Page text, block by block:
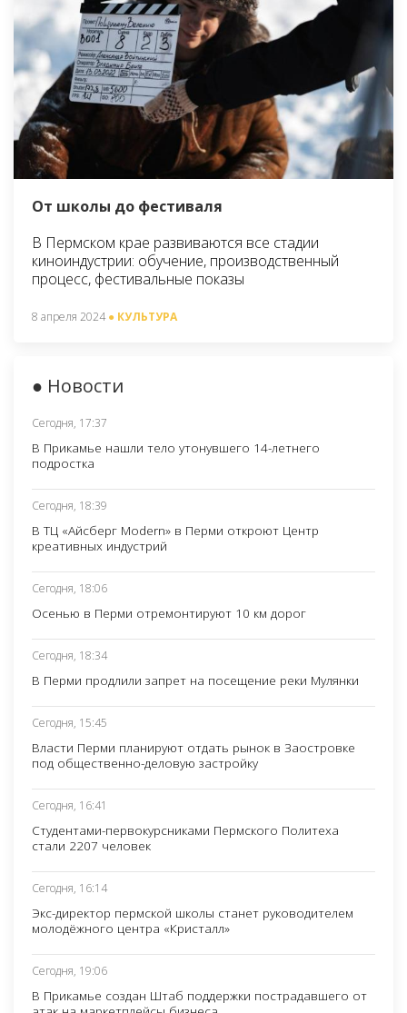
От школы до фестиваля
В Пермском крае развиваются все стадии
киноиндустрии: обучение, производственный
процесс, фестивальные показы
8 апреля 2024● КУЛЬТУРА
● Новости
Сегодня, 17:37
В Прикамье нашли тело утонувшего 14-летнего
подростка
Сегодня, 18:39
В ТЦ «Айсберг Modern» в Перми откроют Центр
креативных индустрий
Сегодня, 18:06
Осенью в Перми отремонтируют 10 км дорог
Сегодня, 18:34
В Перми продлили запрет на посещение реки Мулянки
Сегодня, 15:45
Власти Перми планируют отдать рынок в Заостровке
под общественно-деловую застройку
Сегодня, 16:41
Студентами-первокурсниками Пермского Политеха
стали 2207 человек
Сегодня, 16:14
Экс-директор пермской школы станет руководителем
молодёжного центра «Кристалл»
Сегодня, 19:06
В Прикамье создан Штаб поддержки пострадавшего от